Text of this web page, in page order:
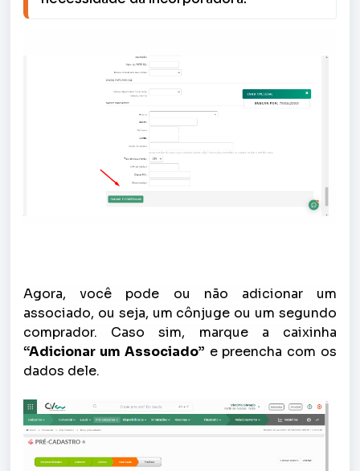
Agora, você pode ou não adicionar um
associado, ou seja, um cônjuge ou um segundo
comprador. Caso sim, marque a caixinha
“Adicionar um Associado” e preencha com os
dados dele.